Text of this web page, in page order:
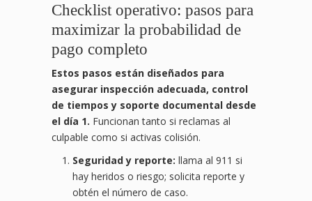
Checklist operativo: pasos para
maximizar la probabilidad de
pago completo
Estos pasos están diseñados para
asegurar inspección adecuada, control
de tiempos y soporte documental desde
el día 1. Funcionan tanto si reclamas al
culpable como si activas colisión.
Seguridad y reporte: llama al 911 si
hay heridos o riesgo; solicita reporte y
obtén el número de caso.